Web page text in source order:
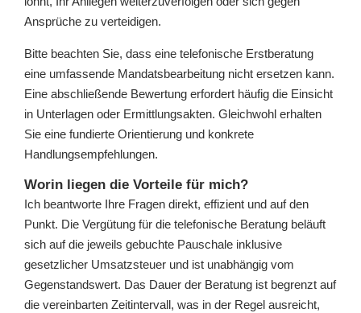
Ansprüche zu verteidigen.
Bitte beachten Sie, dass eine telefonische Erstberatung
eine umfassende Mandatsbearbeitung nicht ersetzen kann.
Eine abschließende Bewertung erfordert häufig die Einsicht
in Unterlagen oder Ermittlungsakten. Gleichwohl erhalten
Sie eine fundierte Orientierung und konkrete
Handlungsempfehlungen.
Worin liegen die Vorteile für mich?
Ich beantworte Ihre Fragen direkt, effizient und auf den
Punkt. Die Vergütung für die telefonische Beratung beläuft
sich auf die jeweils gebuchte Pauschale inklusive
gesetzlicher Umsatzsteuer und ist unabhängig vom
Gegenstandswert. Das Dauer der Beratung ist begrenzt auf
die vereinbarten Zeitintervall, was in der Regel ausreicht,